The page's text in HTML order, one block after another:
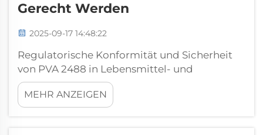
Gerecht Werden
2025-09-17 14:48:22
Regulatorische Konformität und Sicherheit
von PVA 2488 in Lebensmittel- und
Pharmaverpackungen FDA-Zulassung und
GRAS-Status von PVA 2488 in
Lebensmittelverpackungen Die FDA hat PVA
MEHR ANZEIGEN